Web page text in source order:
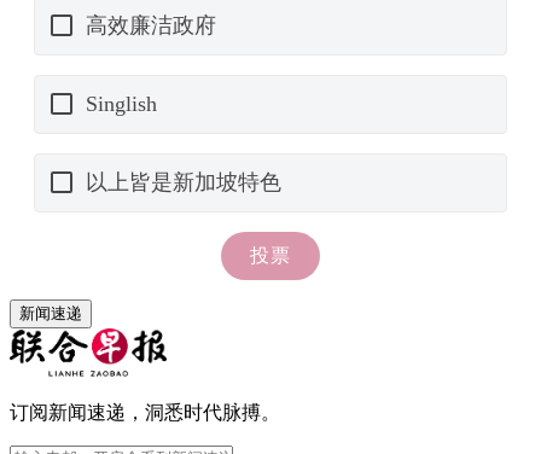
新闻速递
订阅新闻速递，洞悉时代脉搏。